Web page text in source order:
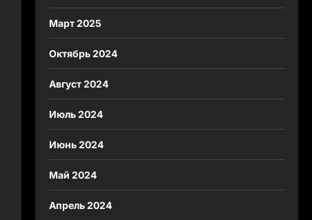
Март 2025
Октябрь 2024
Август 2024
Июль 2024
Июнь 2024
Май 2024
Апрель 2024